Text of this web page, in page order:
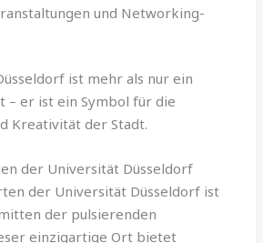
und Networking-
ist mehr als nur ein
– er ist ein Symbol für die
Kreativität der Stadt.
der Universität Düsseldorf
der Universität Düsseldorf ist
der pulsierenden
einzigartige Ort bietet